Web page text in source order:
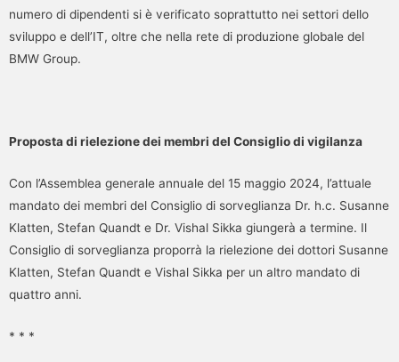
numero di dipendenti si è verificato soprattutto nei settori dello
sviluppo e dell’IT, oltre che nella rete di produzione globale del
BMW Group.
Proposta di rielezione dei membri del Consiglio di vigilanza
Con l’Assemblea generale annuale del 15 maggio 2024, l’attuale
mandato dei membri del Consiglio di sorveglianza Dr. h.c. Susanne
Klatten, Stefan Quandt e Dr. Vishal Sikka giungerà a termine. Il
Consiglio di sorveglianza proporrà la rielezione dei dottori Susanne
Klatten, Stefan Quandt e Vishal Sikka per un altro mandato di
quattro anni.
* * *